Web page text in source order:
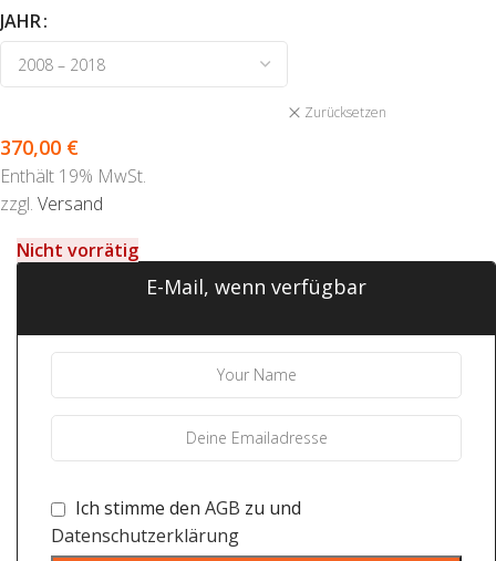
JAHR
Zurücksetzen
370,00 €
Enthält 19% MwSt.
zzgl. Versand
Nicht vorrätig
E-Mail, wenn verfügbar
Ich stimme den AGB zu und
Datenschutzerklärung